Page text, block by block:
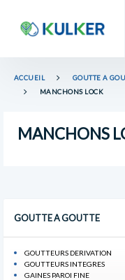
ACCUEIL GOUTTE A
MANCHONS LOCK
MANCHONS
GOUTTE A GOUTTE
GOUTTEURS DERIVATION
GOUTTEURS INTEGRES
GAINES PAROI FINE